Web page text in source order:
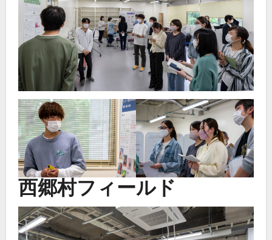
西郷村フィールド